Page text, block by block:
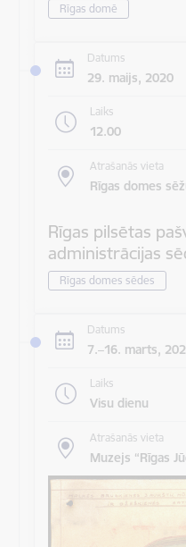
Rīgas domē
Datums
29. maijs, 2020
Laiks
12.00
Atrašanās vieta
Rīgas domes
Rīgas pilsētas
administrācijas
Rīgas domes sēdes
Datums
7.–16. marts,
Laiks
Visu dienu
Atrašanās vieta
Muzejs “Rīgas